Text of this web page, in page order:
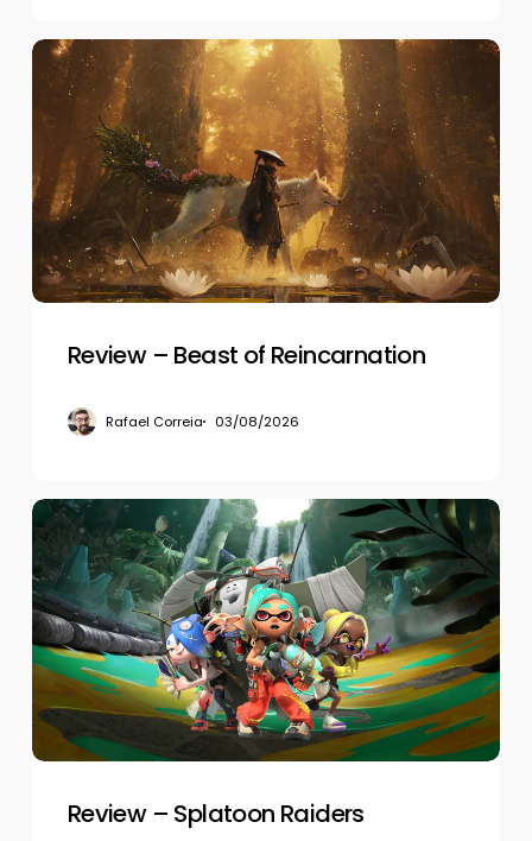
Review
–
Beast
Reincarnation
Review – Beast of Reincarnation
Rafael Correia 03/08/2026
Review
–
Splatoon
Raiders
Review – Splatoon Raiders